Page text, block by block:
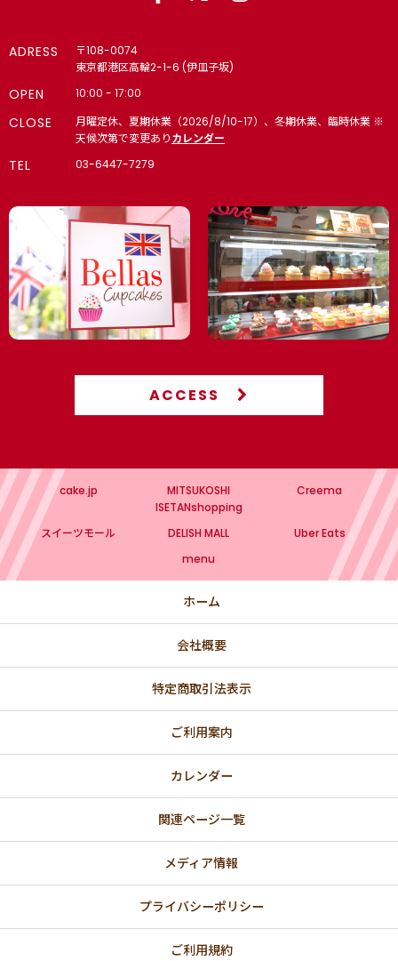
ADRESS
〒108-0074
東京都港区高輪2-1-6 (伊皿子坂)
OPEN 10:00 - 17:00
CLOSE
月曜定休、夏期休業（2026/8/10-17）、冬期休業、臨時休業 ※
天候次第で変更ありカレンダー
TEL 03-6447-7279
ACCESS
cake.jp
MITSUKOSHI
ISETANshopping
Creema
スイーツモール DELISH MALL
Uber Eats
menu
ホーム
会社概要
特定商取引法表示
ご利用案内
カレンダー
関連ページ一覧
メディア情報
プライバシーポリシー
ご利用規約